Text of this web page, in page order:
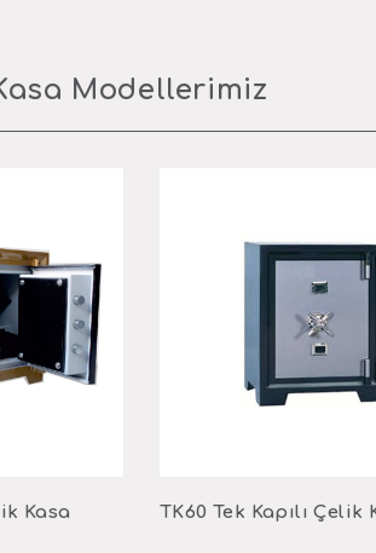
Modellerimiz
Kasa TK60 Tek Kapılı Çelik